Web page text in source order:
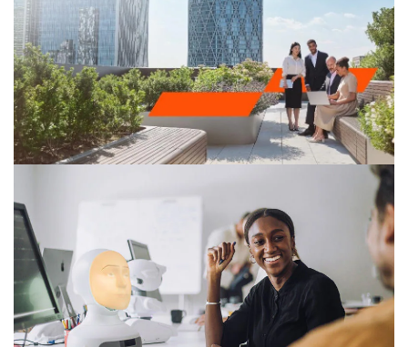
12/03/26
Handboek jaarrekening 2025/2026
Deze praktische handleiding helpt je bij jouw
werkzaamheden voor de jaarrekening en het
bestuursverslag over 2025/2026.